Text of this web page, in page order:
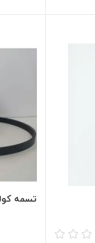
تسمه کولر